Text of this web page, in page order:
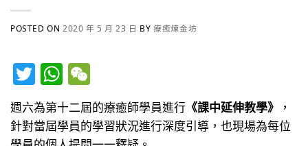
POSTED ON 2020 年 5 月 23 日 BY療癒煉金坊
TwitterWhatsApp
週六為第十二屆的療癒師學員進行 《課中延伸教學》 ，
針對當屆學員的學習狀況進行深度引導，也現場為每位